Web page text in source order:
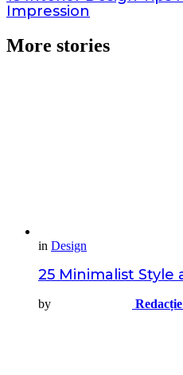
Impression
More stories
in Design
25 Minimalist Style
by Redacție